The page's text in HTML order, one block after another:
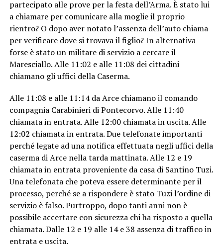
partecipato alle prove per la festa dell’Arma. È stato lui
a chiamare per comunicare alla moglie il proprio
rientro? O dopo aver notato l’assenza dell’auto chiama
per verificare dove si trovava il figlio? In alternativa
forse è stato un militare di servizio a cercare il
Maresciallo. Alle 11:02 e alle 11:08 dei cittadini
chiamano gli uffici della Caserma.
Alle 11:08 e alle 11:14 da Arce chiamano il comando
compagnia Carabinieri di Pontecorvo. Alle 11:40
chiamata in entrata. Alle 12:00 chiamata in uscita. Alle
12:02 chiamata in entrata. Due telefonate importanti
perché legate ad una notifica effettuata negli uffici della
caserma di Arce nella tarda mattinata. Alle 12 e 19
chiamata in entrata proveniente da casa di Santino Tuzi.
Una telefonata che poteva essere determinante per il
processo, perché se a rispondere è stato Tuzi l’ordine di
servizio è falso. Purtroppo, dopo tanti anni non è
possibile accertare con sicurezza chi ha risposto a quella
chiamata. Dalle 12 e 19 alle 14 e 38 assenza di traffico in
entrata e uscita.